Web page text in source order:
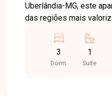
Uberlândia-MG, este
das regiões mais
principais vias e
supermercados,
e diversos comércios e
3
Dorm.
1
Suite